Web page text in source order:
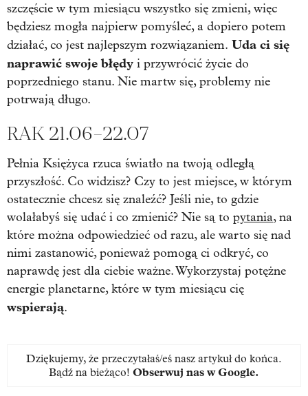
szczęście w tym miesiącu wszystko się zmieni, więc
będziesz mogła najpierw pomyśleć, a dopiero potem
działać, co jest najlepszym rozwiązaniem. Uda ci się
naprawić swoje błędy i przywrócić życie do
poprzedniego stanu. Nie martw się, problemy nie
potrwają długo.
RAK 21.06–22.07
Pełnia Księżyca rzuca światło na twoją odległą
przyszłość. Co widzisz? Czy to jest miejsce, w którym
ostatecznie chcesz się znaleźć? Jeśli nie, to gdzie
wolałabyś się udać i co zmienić? Nie są to pytania, na
które można odpowiedzieć od razu, ale warto się nad
nimi zastanowić, ponieważ pomogą ci odkryć, co
naprawdę jest dla ciebie ważne. Wykorzystaj potężne
energie planetarne, które w tym miesiącu cię
wspierają.
Dziękujemy, że przeczytałaś/eś nasz artykuł do końca.
Bądź na bieżąco! Obserwuj nas w Google.